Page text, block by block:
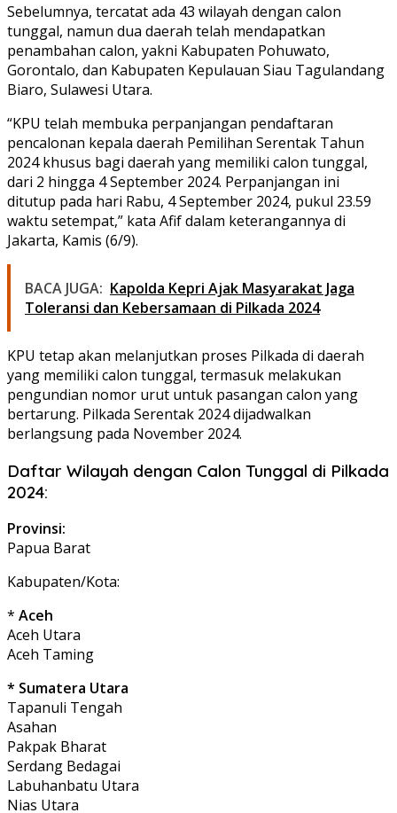
Sebelumnya, tercatat ada 43 wilayah dengan calon
tunggal, namun dua daerah telah mendapatkan
penambahan calon, yakni Kabupaten Pohuwato,
Gorontalo, dan Kabupaten Kepulauan Siau Tagulandang
Biaro, Sulawesi Utara.
“KPU telah membuka perpanjangan pendaftaran
pencalonan kepala daerah Pemilihan Serentak Tahun
2024 khusus bagi daerah yang memiliki calon tunggal,
dari 2 hingga 4 September 2024. Perpanjangan ini
ditutup pada hari Rabu, 4 September 2024, pukul 23.59
waktu setempat,” kata Afif dalam keterangannya di
Jakarta, Kamis (6/9).
BACA JUGA: Kapolda Kepri Ajak Masyarakat Jaga
Toleransi dan Kebersamaan di Pilkada 2024
KPU tetap akan melanjutkan proses Pilkada di daerah
yang memiliki calon tunggal, termasuk melakukan
pengundian nomor urut untuk pasangan calon yang
bertarung. Pilkada Serentak 2024 dijadwalkan
berlangsung pada November 2024.
Daftar Wilayah dengan Calon Tunggal di Pilkada
2024:
Provinsi:
Papua Barat
Kabupaten/Kota:
* Aceh
Aceh Utara
Aceh Taming
* Sumatera Utara
Tapanuli Tengah
Asahan
Pakpak Bharat
Serdang Bedagai
Labuhanbatu Utara
Nias Utara